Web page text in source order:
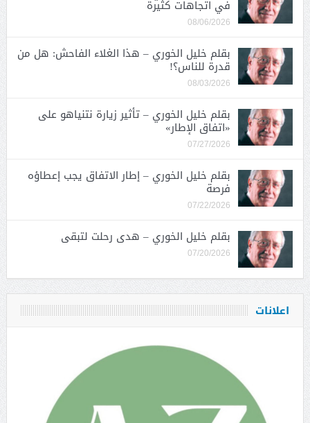
في اتجاهات كثيرة
08/06/2026
بقلم خليل الخوري – هذا الغلاء الفاحش: هل من
قدرة للناس؟!
08/03/2026
بقلم خليل الخوري – تأثير زيارة نتنياهو على
«اتفاق الإطار»
07/27/2026
بقلم خليل الخوري – إطار الاتفاق يجب إعطاؤه
فرصة
07/22/2026
بقلم خليل الخوري – هدى رحلت لتبقى
07/20/2026
اعلانات